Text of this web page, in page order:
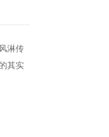
淋传
其实